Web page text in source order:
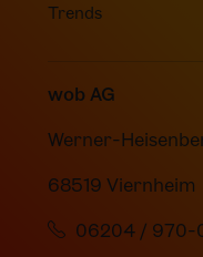
Trends
wob AG
Werner-
68519 Viernheim
06204 / 970-